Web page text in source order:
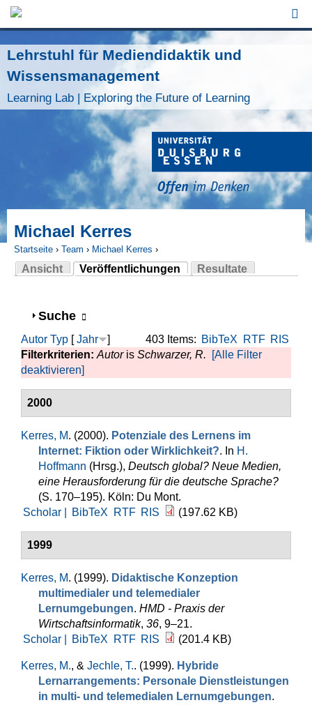
Jump to Navigation
Lehrstuhl für Mediendidaktik und
Wissensmanagement
Learning Lab | Exploring the Future of Learning
Michael Kerres
Sie sind hier
Startseite › Team › Michael Kerres ›
Ansicht
Veröffentlichungen
(aktiver Reiter)
Resultate
Anzeigen
Suche
403 Items: BibTeX RTF RIS
Autor Typ [Jahr
]
Filterkriterien: Autoris Schwar­zer, R.
[Alle Filter
deaktivieren]
2000
Kerres, M. (2000). Potenziale des Lernens im
Internet: Fiktion oder Wirklichkeit?. In H.
Hoffmann (Hrsg.), Deutsch global? Neue Medien,
eine Herausforderung für die deutsche Sprache?
(S. 170–195). Köln: Du Mont.
Scholar |
BibTeX RTF RIS (197.62 KB)
1999
Kerres, M. (1999). Didaktische Konzeption
multimedialer und telemedialer
Lernumgebungen. HMD - Praxis der
Wirtschaftsinformatik, 36, 9–21.
Scholar |
BibTeX RTF RIS (201.4 KB)
Kerres, M., & Jechle, T.. (1999). Hybride
Lernarrangements: Personale Dienstleistungen
in multi- und telemedialen Lernumgebungen.